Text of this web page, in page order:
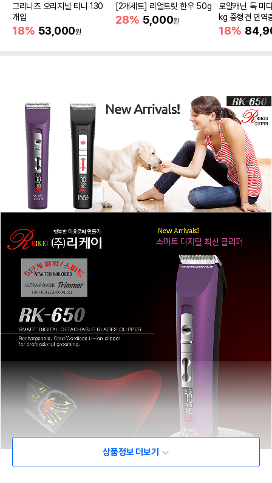
그리니즈 오리지널 티니 130
개입
18% 53,000원
[2개세트] 리얼트릿 한우 50g
28% 5,000원
로얄캐닌 독 미
kg 중형견 면역
18%
상품정보 더보기